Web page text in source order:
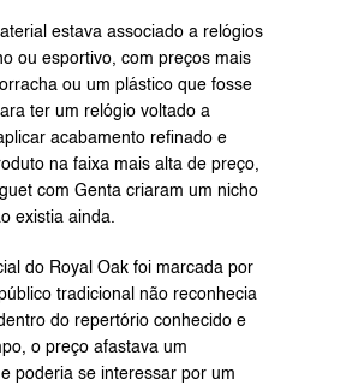
estava associado a relógios
ou esportivo, com preços mais
ou um plástico que fosse
ter um relógio voltado a
acabamento refinado e
na faixa mais alta de preço,
com Genta criaram um nicho
existia ainda.
do Royal Oak foi marcada por
tradicional não reconhecia
do repertório conhecido e
o preço afastava um
poderia se interessar por um